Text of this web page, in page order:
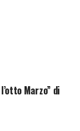
Marzo” di